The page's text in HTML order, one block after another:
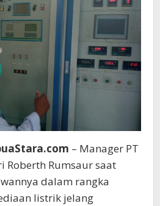
– Manager PT
Roberth Rumsaur saat
dalam rangka
listrik jelang